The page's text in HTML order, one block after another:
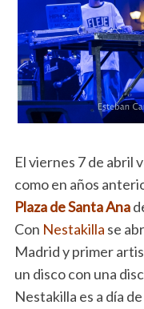
El viernes 7 de abril
como en años
Plaza de Santa Ana
Con Nestakilla se
Madrid y primer
un disco con una
Nestakilla es a día